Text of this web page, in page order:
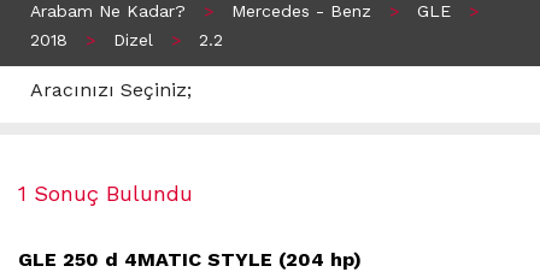
Arabam Ne Kadar? > Mercedes - Benz > GLE
>
2018
> Dizel > 2.2
Aracınızı Seçiniz;
1 Sonuç Bulundu
GLE 250 d 4MATIC STYLE (204 hp)